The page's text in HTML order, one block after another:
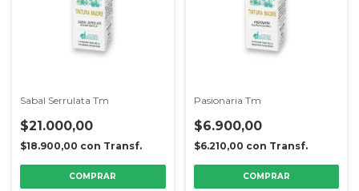
Sabal Serrulata Tm
$21.000,00
$18.900,00 con Transf.
Pasionaria Tm
$6.900,00
$6.210,00 con Transf.